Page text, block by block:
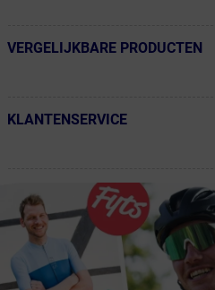
← Terug naar productnavigatie
VERGELIJKBARE PRODUCTEN
← Terug naar productnavigatie
KLANTENSERVICE